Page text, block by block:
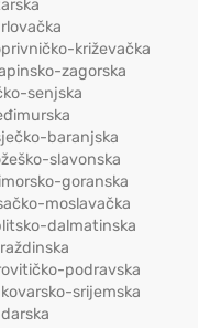
križevačka
zagorska
senjska
baranjska
slavonska
goranska
moslavačka
dalmatinska
podravska
srijemska